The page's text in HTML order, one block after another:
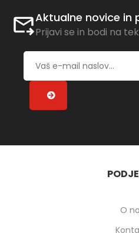
Aktualne novice in
Prijavi se in bodi na
O